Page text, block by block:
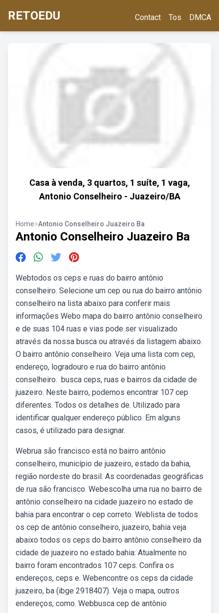
RETOEDU Contact Tos DMCA
Casa à venda, 3 quartos, 1 suíte, 1 vaga,
Antonio Conselheiro - Juazeiro/BA
Home>Antonio Conselheiro Juazeiro Ba
Antonio Conselheiro Juazeiro Ba
Webtodos os ceps e ruas do bairro antônio
conselheiro. Selecione um cep ou rua do bairro antônio
conselheiro na lista abaixo para conferir mais
informações Webo mapa do bairro antônio conselheiro
e de suas 104 ruas e vias pode ser visualizado
através da nossa busca ou através da listagem abaixo.
O bairro antônio conselheiro. Veja uma lista com cep,
endereço, logradouro e rua do bairro antônio
conselheiro. ️ busca ceps, ruas e bairros da cidade de
juazeiro. Neste bairro, podemos encontrar 107 cep
diferentes. Todos os detalhes de. Utilizado para
identificar qualquer endereço público. Em alguns
casos, é utilizado para designar.
Webrua são francisco está no bairro antônio
conselheiro, município de juazeiro, estado da bahia,
região nordeste do brasil. As coordenadas geográficas
de rua são francisco. Webescolha uma rua no bairro de
antônio conselheiro na cidade juazeiro no estado de
bahia para encontrar o cep correto. Weblista de todos
os cep de antônio conselheiro, juazeiro, bahia veja
abaixo todos os ceps do bairro antônio conselheiro da
cidade de juazeiro no estado bahia: Atualmente no
bairro foram encontrados 107 ceps. Confira os
endereços, ceps e. Webencontre os ceps da cidade
juazeiro, ba (ibge 2918407). Veja o mapa, outros
endereços, como. Webbusca cep de antônio